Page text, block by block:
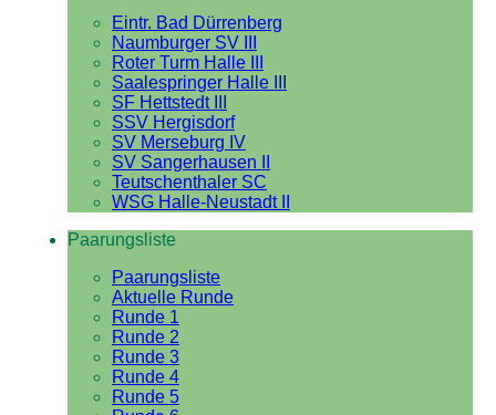
Eintr. Bad Dürrenberg
Naumburger SV III
Roter Turm Halle III
Saalespringer Halle III
SF Hettstedt III
SSV Hergisdorf
SV Merseburg IV
SV Sangerhausen II
Teutschenthaler SC
WSG Halle-Neustadt II
Paarungsliste
Paarungsliste
Aktuelle Runde
Runde 1
Runde 2
Runde 3
Runde 4
Runde 5